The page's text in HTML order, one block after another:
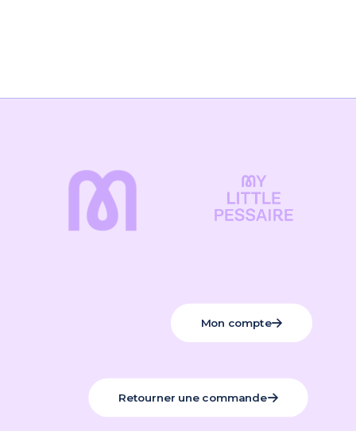
Mon compte
Retourner une commande